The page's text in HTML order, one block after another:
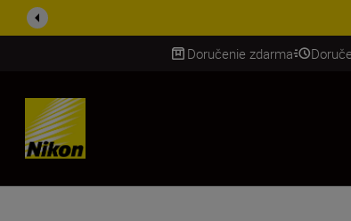
UŠETRI NA
Doručenie zdarma
SKIP